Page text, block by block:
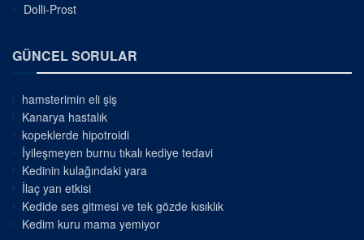
Dolli-Prost
GÜNCEL SORULAR
hamsterimin eli şiş
Kanarya hastalık
kopeklerde hipotroidi
İyileşmeyen burnu tıkalı kediye tedavi
Kedinin kulağındaki yara
İlaç yan etkisi
Kedide ses gitmesi ve tek gözde kısıklık
Kedim kuru mama yemiyor